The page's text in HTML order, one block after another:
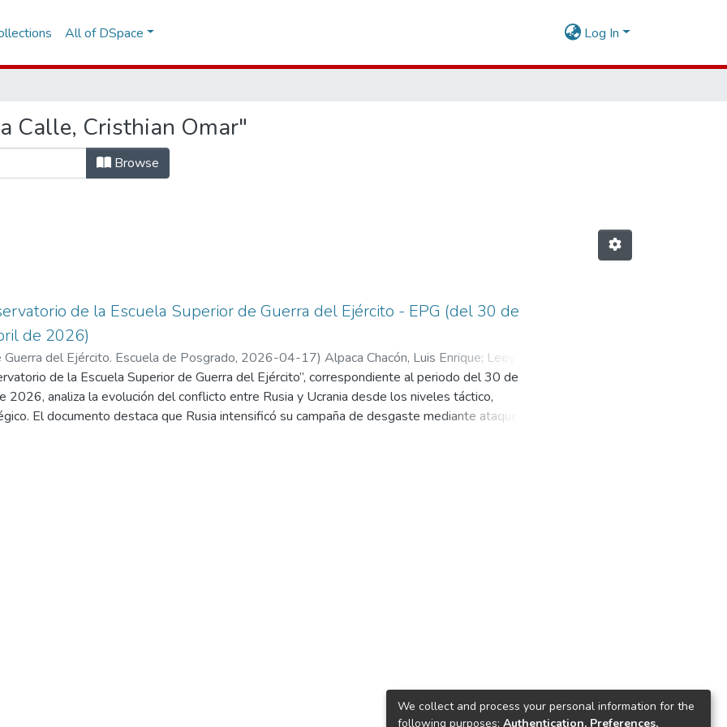
All of DSpace Log In
Calle, Cristhian Omar"
Browse
de la Escuela Superior de Guerra del Ejército - EPG (del 30 de
de 2026)
Guerra del Ejército. Escuela de Posgrado, 2026-04-17) Alpaca Chacón, Luis Enrique; Leey
Augusto;Ruiz Fernández, Raúl Arturo;Apaza Cruz, Miguel Ángel;Escudero Escudero,
Omar;Nestares Encinas, Carlos Israel; Belon Quispe, William Roberto;Viera Quijano, Erick
de Guerra del Ejército - Escuela de Posgrado
de la Escuela Superior de Guerra del Ejército”, correspondiente al periodo del 30 de
2026, analiza la evolución del conflicto entre Rusia y Ucrania desde los niveles táctico,
El documento destaca que Rusia intensificó su campaña de desgaste mediante ataques
drones y bombardeos aéreos, especialmente en los ejes de Pokrovsk y Kostiantynivka, sin lograr
We collect and process your personal information for the
following purposes: Authentication, Preferences,